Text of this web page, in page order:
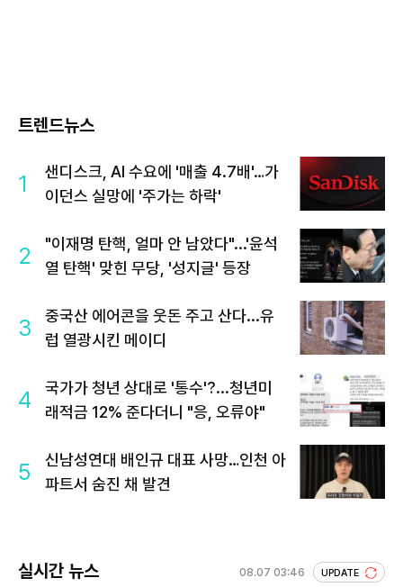
트렌드뉴스
1
샌디스크, AI 수요에 '매출 4.7배'…가
이던스 실망에 '주가는 하락'
2
"이재명 탄핵, 얼마 안 남았다"...'윤석
열 탄핵' 맞힌 무당, '성지글' 등장
3
중국산 에어콘을 웃돈 주고 산다...유
럽 열광시킨 메이디
4
국가가 청년 상대로 '통수'?...청년미
래적금 12% 준다더니 "응, 오류야"
5
신남성연대 배인규 대표 사망…인천 아
파트서 숨진 채 발견
실시간 뉴스 08.07 03:46 UPDATE